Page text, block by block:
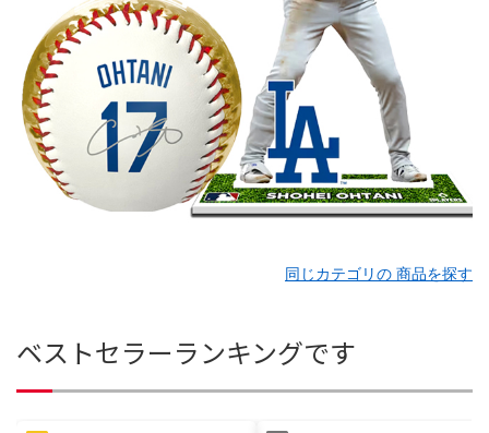
同じカテゴリの 商品を探す
ベストセラーランキングです